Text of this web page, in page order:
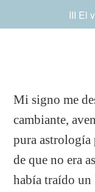
III El
Mi signo me
cambiante,
pura astrología
de que no era
había traído